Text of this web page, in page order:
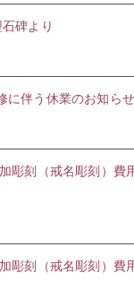
碑より
に伴う休業のお知らせ
彫刻（戒名彫刻）費
彫刻（戒名彫刻）費